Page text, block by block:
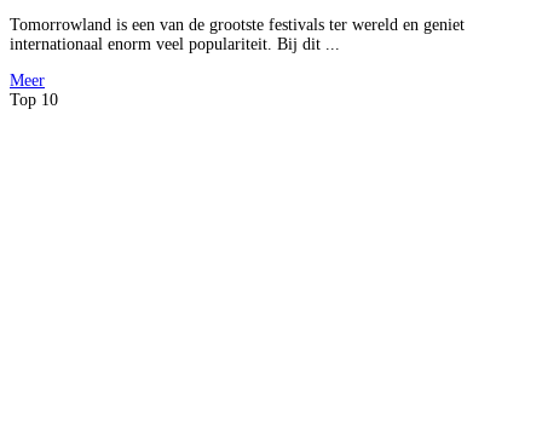
Tomorrowland is een van de grootste festivals ter wereld en geniet
internationaal enorm veel populariteit. Bij dit ...
Meer
Top 10